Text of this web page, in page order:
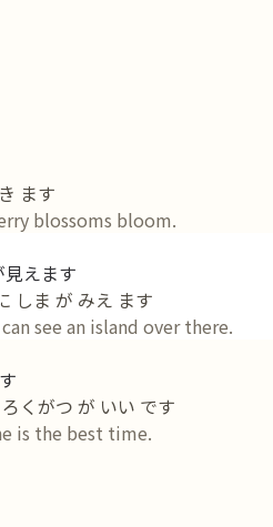
ます
blossoms bloom.
えます
しま が みえ ます
see an island over there.
くがつ が いい です
is the best time.